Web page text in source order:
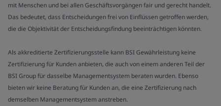
mit Menschen und bei allen Geschäftsvorgängen fair und gerecht handelt.
Das bedeutet, dass Entscheidungen frei von Einflüssen getroffen werden,
die die Objektivität der Entscheidungsfindung beeinträchtigen könnten.
Als akkreditierte Zertifizierungsstelle kann BSI Gewährleistung keine
Zertifizierung für Kunden anbieten, die auch von einem anderen Teil der
BSI Group für dasselbe Managementsystem beraten wurden. Ebenso
bieten wir keine Beratung für Kunden an, die eine Zertifizierung nach
demselben Managementsystem anstreben.